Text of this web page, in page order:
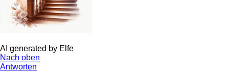
AI generated by Elfe
Nach oben
Antworten